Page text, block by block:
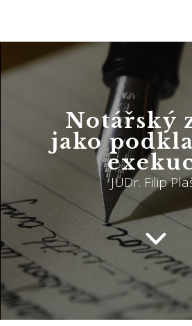
Notářský
jako
JUDr. Filip